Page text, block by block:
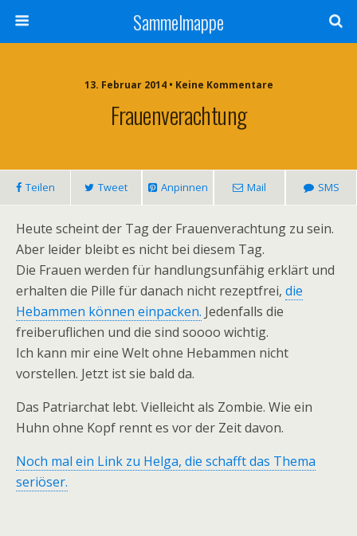
Sammelmappe
13. Februar 2014 • Keine Kommentare
Frauenverachtung
Teilen Tweet Anpinnen Mail SMS
Heute scheint der Tag der Frauenverachtung zu sein.
Aber leider bleibt es nicht bei diesem Tag.
Die Frauen werden für handlungsunfähig erklärt und
erhalten die Pille für danach nicht rezeptfrei, die
Hebammen können einpacken. Jedenfalls die
freiberuflichen und die sind soooo wichtig.
Ich kann mir eine Welt ohne Hebammen nicht
vorstellen. Jetzt ist sie bald da.
Das Patriarchat lebt. Vielleicht als Zombie. Wie ein
Huhn ohne Kopf rennt es vor der Zeit davon.
Noch mal ein Link zu Helga, die schafft das Thema
seriöser.